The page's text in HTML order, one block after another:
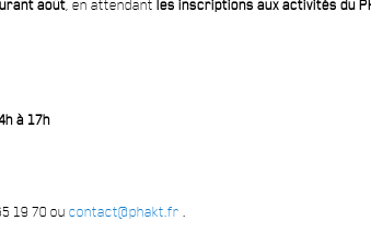
août, en attendant les inscriptions aux activités du
à 17h
19 70 ou contact@phakt.fr .